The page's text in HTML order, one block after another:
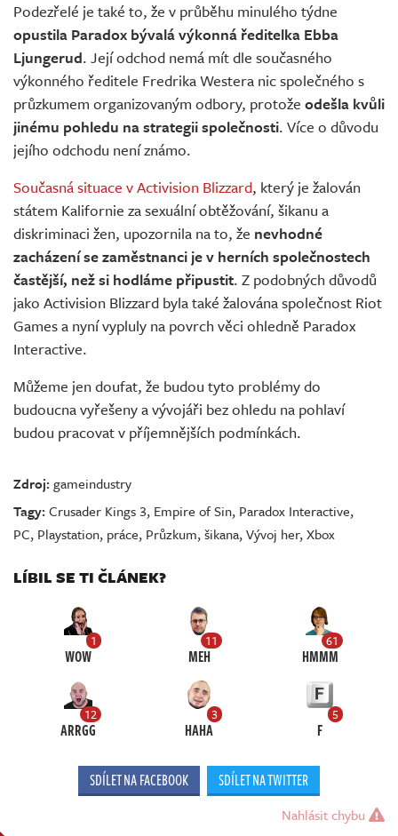
Podezřelé je také to, že v průběhu minulého týdne
opustila Paradox bývalá výkonná ředitelka Ebba
Ljungerud. Její odchod nemá mít dle současného
výkonného ředitele Fredrika Westera nic společného s
průzkumem organizovaným odbory, protože odešla kvůli
jinému pohledu na strategii společnosti. Více o důvodu
jejího odchodu není známo.
Současná situace v Activision Blizzard, který je žalován
státem Kalifornie za sexuální obtěžování, šikanu a
diskriminaci žen, upozornila na to, že nevhodné
zacházení se zaměstnanci je v herních společnostech
častější, než si hodláme připustit. Z podobných důvodů
jako Activision Blizzard byla také žalována společnost Riot
Games a nyní vypluly na povrch věci ohledně Paradox
Interactive.
Můžeme jen doufat, že budou tyto problémy do
budoucna vyřešeny a vývojáři bez ohledu na pohlaví
budou pracovat v příjemnějších podmínkách.
Zdroj:gameindustry
Tagy:Crusader Kings 3, Empire of Sin, Paradox Interactive,
PC, Playstation, práce, Průzkum,šikana,Vývoj her,Xbox
LÍBIL SE TI ČLÁNEK?
1
WOW
11
MEH
61
HMMM
12
ARRGG
3
HAHA
5
F
SDÍLET NA FACEBOOK SDÍLET NA TWITTER
Nahlásit chybu